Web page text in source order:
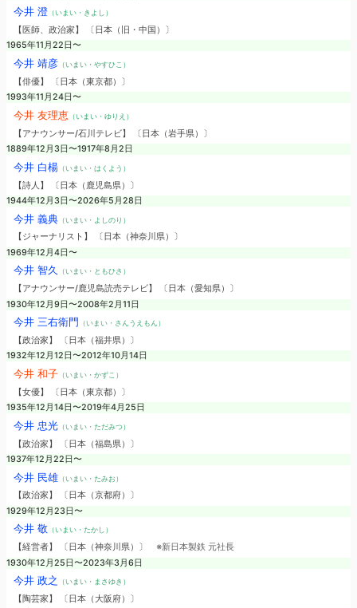
今井 澄（いまい・きよし）
【医師、政治家】 〔日本（旧・中国）〕
1965年11月22日〜
今井 靖彦（いまい・やすひこ）
【俳優】 〔日本（東京都）〕
1993年11月24日〜
今井 友理恵 （いまい・ゆりえ）
【アナウンサー/石川テレビ】 〔日本（岩手県）〕
1889年12月3日〜1917年8月2日
今井 白楊（いまい・はくよう）
【詩人】 〔日本（鹿児島県）〕
1944年12月3日〜2026年5月28日
今井 義典（いまい・よしのり）
【ジャーナリスト】 〔日本（神奈川県）〕
1969年12月4日〜
今井 智久 （いまい・ともひさ）
【アナウンサー/鹿児島読売テレビ】 〔日本（愛知県）〕
1930年12月9日〜2008年2月11日
今井 三右衛門 （いまい・さんうえもん）
【政治家】 〔日本（福井県）〕
1932年12月12日〜2012年10月14日
今井 和子（いまい・かずこ）
【女優】 〔日本（東京都）〕
1935年12月14日〜2019年4月25日
今井 忠光（いまい・ただみつ）
【政治家】 〔日本（福島県）〕
1937年12月22日〜
今井 民雄（いまい・たみお）
【政治家】 〔日本（京都府）〕
1929年12月23日〜
今井 敬 （いまい・たかし）
【経営者】 〔日本（神奈川県）〕 ※新日本製鉄 元社長
1930年12月25日〜2023年3月6日
今井 政之 （いまい・まさゆき）
【陶芸家】 〔日本（大阪府）〕